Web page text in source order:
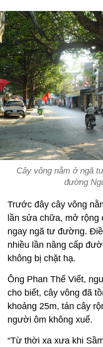
Cây vông nằm ở ngã
đường
Trước đây cây vông
lần sửa chữa, mở rộng
ngay ngã tư đường.
nhiều lần nâng cấp
không bị chặt hạ.
Ông Phan Thế Viết,
cho biết, cây vông đã
khoảng 25m, tán cây
người ôm không xuể.
“Từ thời xa xưa khi